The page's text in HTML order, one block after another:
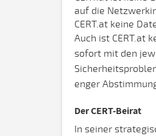
auf die
CERT.at keine
Auch ist CERT.at
sofort mit den
enger
Der CERT-Beirat
In seiner